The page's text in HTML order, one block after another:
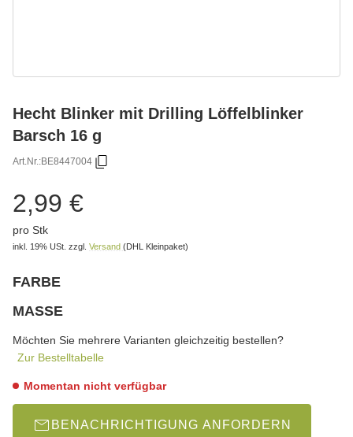
Hecht Blinker mit Drilling Löffelblinker
Barsch 16 g
Art.Nr.:BE8447004
2,99 €
pro Stk
inkl. 19% USt. zzgl. Versand (DHL Kleinpaket)
FARBE
MASSE
Möchten Sie mehrere Varianten gleichzeitig bestellen?
Zur Bestelltabelle
Momentan nicht verfügbar
BENACHRICHTIGUNG ANFORDERN